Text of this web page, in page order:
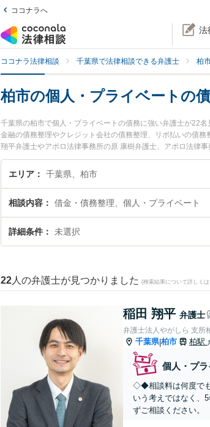
ココナラへ
法
ココナラ法律相談 千葉県で法律相談できる弁護士 柏
柏市の個人・プライベートの
千葉県の柏市で個人・プライベートの債務に強い弁護士が22
金融の債務整理やクレジット会社の債務整理、リボ払いの債
翔平弁護士やアポロ法律事務所の原 康樹弁護士、アポロ法律
生した個人・プライベートの債務のトラブルを今すぐに弁護
料で個人・プライベートの債務を法律相談できる柏市内の弁
エリア 千葉県、柏市
相談内容 借金・債務整理、個人・プライベート
詳細条件 未選択
22 人の弁護士が見つかりました (検索結果について詳しくは
稲田 翔平 弁護士
弁護士法人やがしら 支所
千葉県|柏市 柏駅
個人・プ
◇◆相談料は何度で
いう考えではなく、
ずご相談ください。